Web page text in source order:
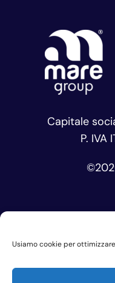
Usiamo cookie per
Capitale
P. IVA
©